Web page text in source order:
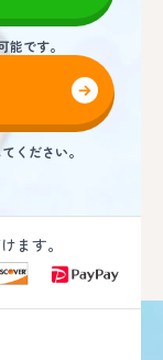
です。
ください。
ます。